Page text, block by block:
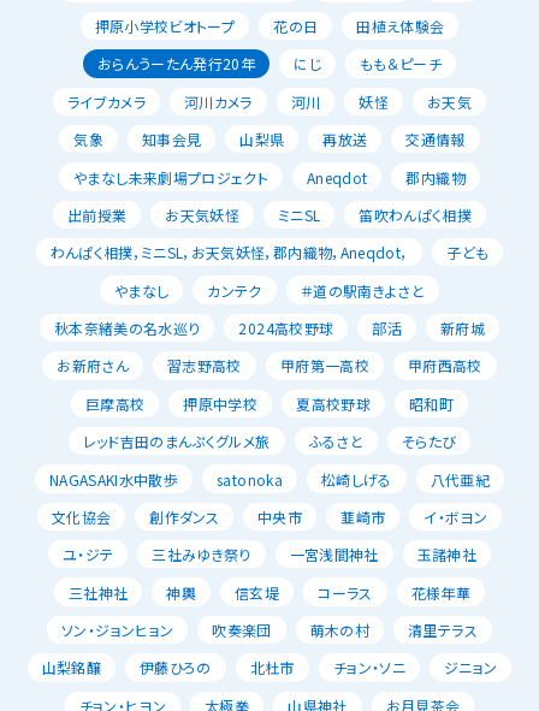
押原小学校ビオトープ
花の日
田植え体験会
おらんうーたん発行20年
にじ
もも＆ピーチ
ライブカメラ
河川カメラ 河川 妖怪
お天気
気象
知事会見 山梨県 再放送
交通情報
やまなし未来劇場プロジェクト
Aneqdot
郡内織物
出前授業
お天気妖怪 ミニSL
笛吹わんぱく相撲
わんぱく相撲，ミニSL，お天気妖怪，郡内織物，Aneqdot，
子ども
やまなし
カンテク
＃道の駅南きよさと
秋本奈緒美の名水巡り
2024高校野球 部活
新府城
お新府さん
習志野高校 甲府第一高校
甲府西高校
巨摩高校
押原中学校 夏高校野球
昭和町
レッド吉田のまんぷくグルメ旅
ふるさと
そらたび
NAGASAKI水中散歩
satonoka 松崎しげる
八代亜紀
文化協会
創作ダンス 中央市 韮崎市
イ・ボヨン
ユ・ジテ
三社みゆき祭り 一宮浅間神社
玉諸神社
三社神社
神輿 信玄堤 コーラス
花様年華
ソン・ジョンヒョン
吹奏楽団 萌木の村
清里テラス
山梨銘醸
伊藤ひろの 北杜市 チョン・ソニ
ジニョン
チョン・ヒヨン
太極拳 山県神社 お月見茶会